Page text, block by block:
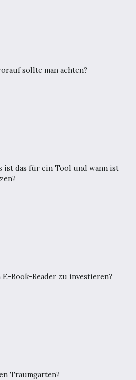
sollte man achten?
ist das für ein Tool und wann ist
Book-Reader zu investieren?
Traumgarten?